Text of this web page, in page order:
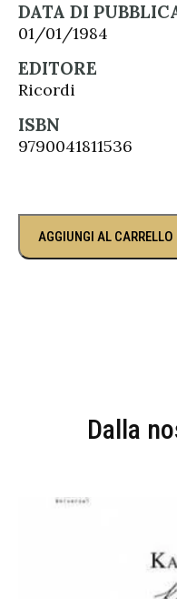
DATA DI
01/01/1984
EDITORE
Ricordi
ISBN
9790041811536
AGGIUNGI AL CARRELLO
Dalla